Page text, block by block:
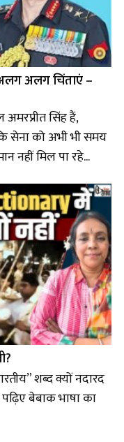
अलग चिंताएं –
सिंह हैं,
सेना को अभी भी समय
नहीं मिल पा रहे...
शब्द क्यों नदारद
बेबाक भाषा का